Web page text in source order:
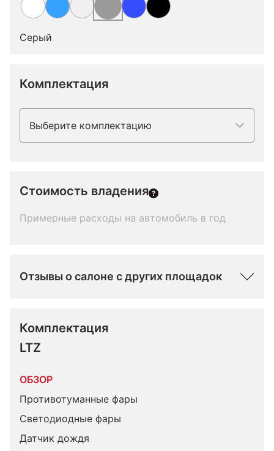
Серый
Комплектация
Выберите комплектацию
Стоимость владения
Примерные расходы на автомобиль в год
Отзывы о салоне с других площадок
Комплектация
LTZ
ОБЗОР
Противотуманные фары
Светодиодные фары
Датчик дождя